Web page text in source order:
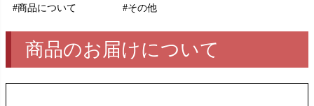
#商品について
#その他
商品のお届けについて